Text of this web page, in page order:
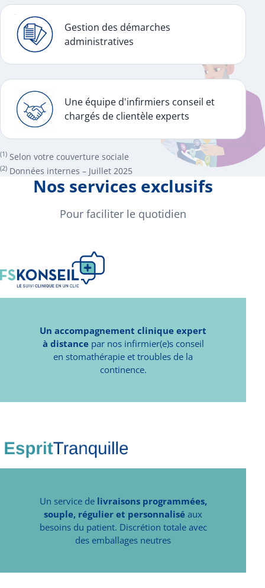
Gestion des démarches
administratives
Une équipe d'infirmiers conseil et
chargés de clientèle experts
(1) Selon votre couverture sociale
(2) Données internes – Juillet 2025
Nos services exclusifs
Pour faciliter le quotidien
Un accompagnement clinique expert
à distancepar nos infirmier(e)s conseil
en stomathérapie et troubles de la
continence.
Un service de livraisons programmées,
souple, régulier et personnalisé aux
besoins du patient. Discrétion totale avec
des emballages neutres